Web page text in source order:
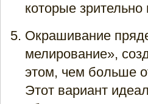
которые
Окрашивание
мелирование»,
этом, чем больше
Этот вариант